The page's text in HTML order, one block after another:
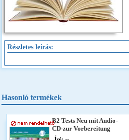
Részletes leírás:
Hasonló termékek
B2 Tests Neu mit Audio-
CD-zur Vorbereitung